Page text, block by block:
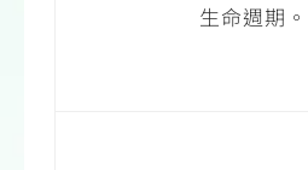
生命週期。